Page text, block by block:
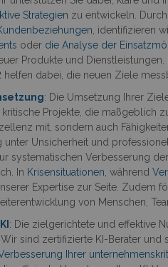
Strategien zu entwickeln.
, identifizieren
oder die Analyse der
Produkte und
helfen dabei, die neuen Ziele
: Die Umsetzung Ihrer
Projekte, die maßgeblich
mit, sondern auch
unter Unsicherheit und
systematischen Verbesserung
In Krisensituationen , während
Expertise zur Seite. Zudem
von Menschen,
: Die zielgerichtete und effektive
sind zertifizierte KI-Berater und
Ihrer